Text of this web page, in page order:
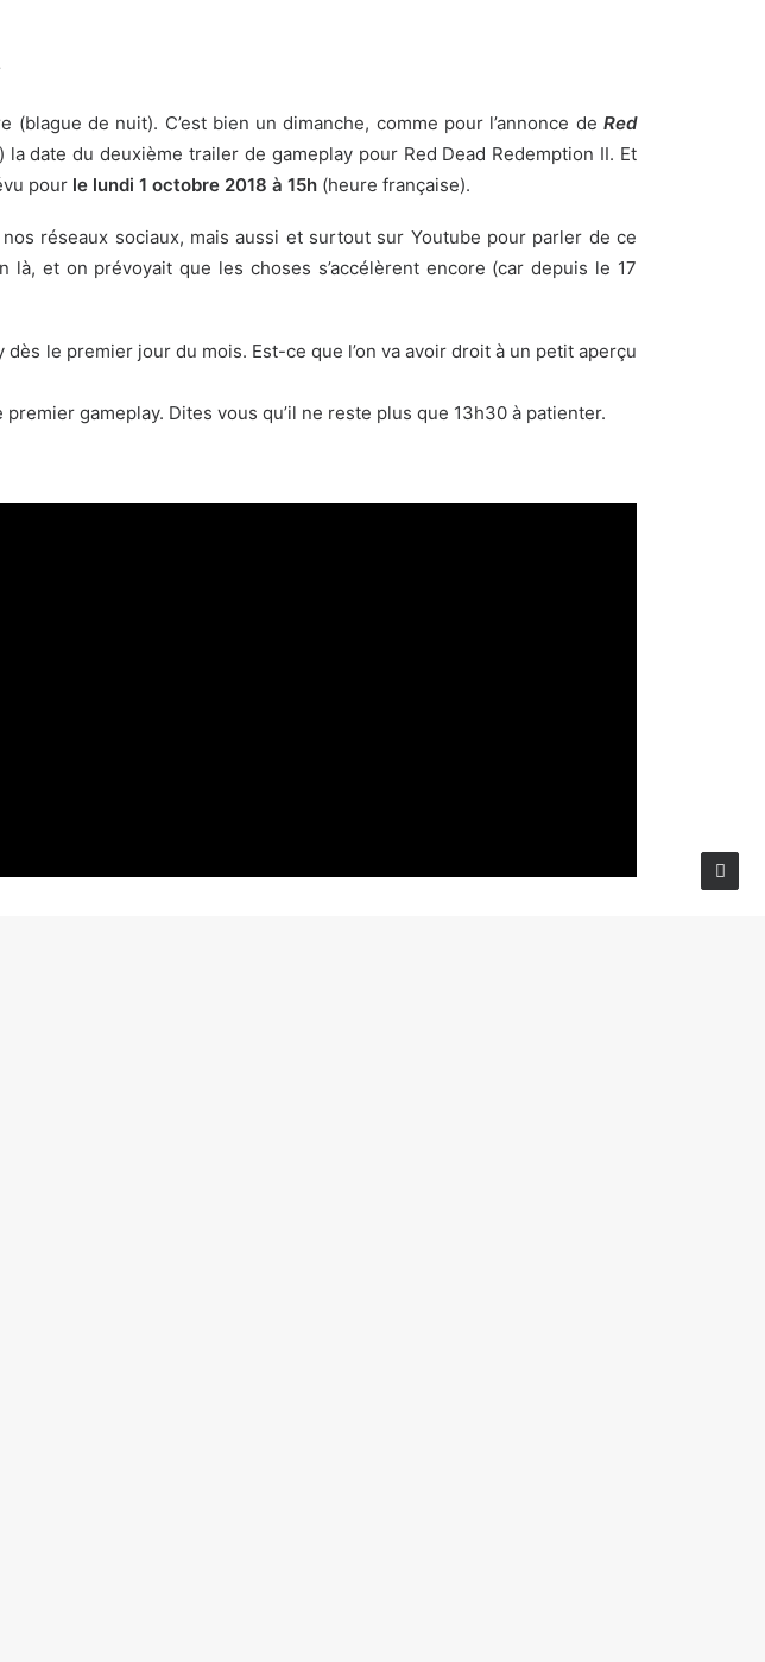
(blague de nuit). C’est bien un dimanche, comme pour l’annonce de Red
la date du deuxième trailer de gameplay pour Red Dead Redemption II. Et
pour le lundi 1 octobre 2018 à 15h (heure française).
réseaux sociaux, mais aussi et surtout sur Youtube pour parler de ce
là, et on prévoyait que les choses s’accélèrent encore (car depuis le 17
le premier jour du mois. Est-ce que l’on va avoir droit à un petit aperçu
gameplay. Dites vous qu’il ne reste plus que 13h30 à patienter.